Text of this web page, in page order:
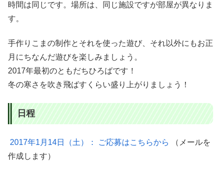
時間は同じです。場所は、同じ施設ですが部屋が異なりま
す。
手作りこまの制作とそれを使った遊び、それ以外にもお正
月にちなんだ遊びを楽しみましょう。
2017年最初のともだちひろばです！
冬の寒さを吹き飛ばすくらい盛り上がりましょう！
日程
2017年1月14日（土）： ご応募はこちらから
（メールを
作成します）